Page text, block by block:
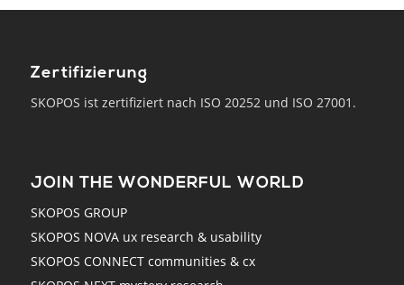
Zertifizierung
SKOPOS ist zertifiziert nach ISO 20252 und ISO 27001.
JOIN THE WONDERFUL WORLD
SKOPOS GROUP
SKOPOS NOVA ux research & usability
SKOPOS CONNECT communities & cx